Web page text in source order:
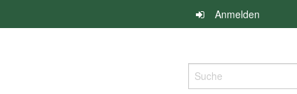
Anmelden
Suche